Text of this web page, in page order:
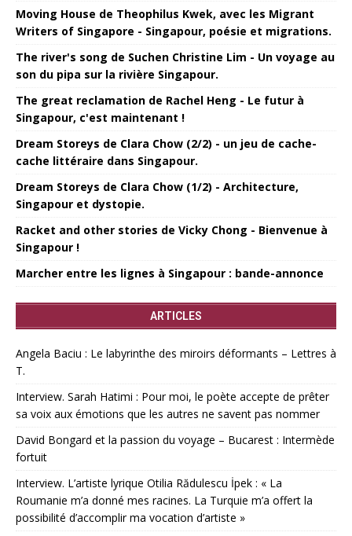
Moving House de Theophilus Kwek, avec les Migrant
Writers of Singapore - Singapour, poésie et migrations.
The river's song de Suchen Christine Lim - Un voyage au
son du pipa sur la rivière Singapour.
The great reclamation de Rachel Heng - Le futur à
Singapour, c'est maintenant !
Dream Storeys de Clara Chow (2/2) - un jeu de cache-
cache littéraire dans Singapour.
Dream Storeys de Clara Chow (1/2) - Architecture,
Singapour et dystopie.
Racket and other stories de Vicky Chong - Bienvenue à
Singapour !
Marcher entre les lignes à Singapour : bande-annonce
ARTICLES
Angela Baciu : Le labyrinthe des miroirs déformants – Lettres à
T.
Interview. Sarah Hatimi : Pour moi, le poète accepte de prêter
sa voix aux émotions que les autres ne savent pas nommer
David Bongard et la passion du voyage – Bucarest : Intermède
fortuit
Interview. L’artiste lyrique Otilia Rădulescu İpek : « La
Roumanie m’a donné mes racines. La Turquie m’a offert la
possibilité d’accomplir ma vocation d’artiste »